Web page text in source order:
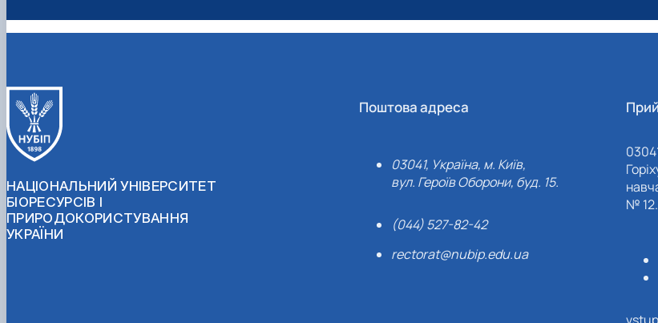
НАЦІОНАЛЬНИЙ УНІВЕРСИТЕТ
БІОРЕСУРСІВ І
ПРИРОДОКОРИСТУВАННЯ
УКРАЇНИ
Поштова адреса
03041, Україна, м. Київ,
вул. Героїв Оборони, буд. 15.
(044) 527-82-42
rectorat@nubip.edu.ua
№ 12.